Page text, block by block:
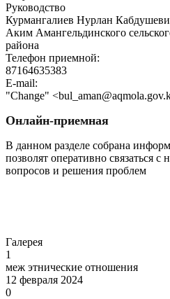
Руководство
Курмангалиев Нурлан
Аким Амангельдинского
района
Телефон приемной:
87164635383
E-mail:
"Change"
Онлайн-приемная
В данном разделе собрана
позволят оперативно связаться
вопросов и решения проблем
Галерея
1
меж этнические отношения
12 февраля 2024
0